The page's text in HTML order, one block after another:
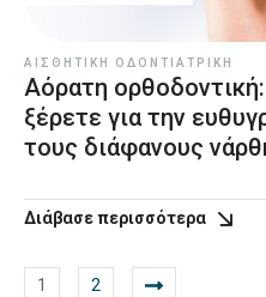
ΑΙΣΘΗΤΙΚΉ ΟΔΟΝΤΙΑΤΡΙΚΉ
Αόρατη
ξέρετε για την
τους διάφανους
Διάβασε περισσότερα
1 2